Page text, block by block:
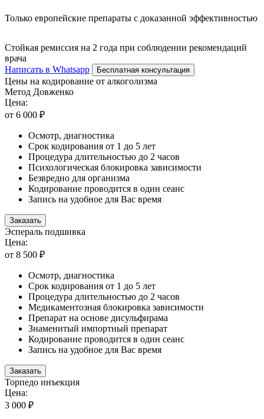
Только европейские препараты с доказанной эффективностью
Стойкая ремиссия на 2 года при соблюдении рекомендаций
врача
Написать в Whatsapp
Бесплатная консультация
Цены на кодирование от алкоголизма
Метод Довженко
Цена:
от 6 000 ₽
Осмотр, диагностика
Срок кодирования от 1 до 5 лет
Процедура длительностью до 2 часов
Психологическая блокировка зависимости
Безвредно для организма
Кодирование проводится в один сеанс
Запись на удобное для Вас время
Заказать
Эспераль подшивка
Цена:
от 8 500 ₽
Осмотр, диагностика
Срок кодирования от 1 до 5 лет
Процедура длительностью до 2 часов
Медикаментозная блокировка зависимости
Препарат на основе дисульфирама
Знаменитый импортный препарат
Кодирование проводится в один сеанс
Запись на удобное для Вас время
Заказать
Торпедо инъекция
Цена:
3 000 ₽